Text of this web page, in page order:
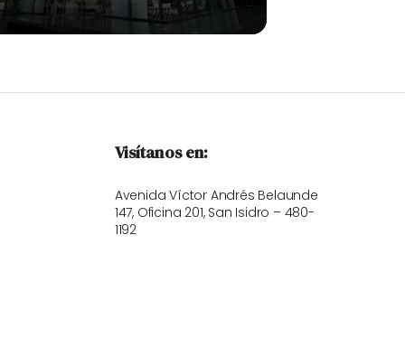
Visítanos en:
Avenida Víctor Andrés Belaunde
147, Oficina 201, San Isidro – 480-
1192